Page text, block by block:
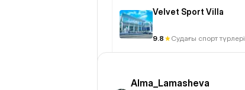
Velvet Sport Villa
9.8 Судағы спорт түрлері
Alma_Lamasheva